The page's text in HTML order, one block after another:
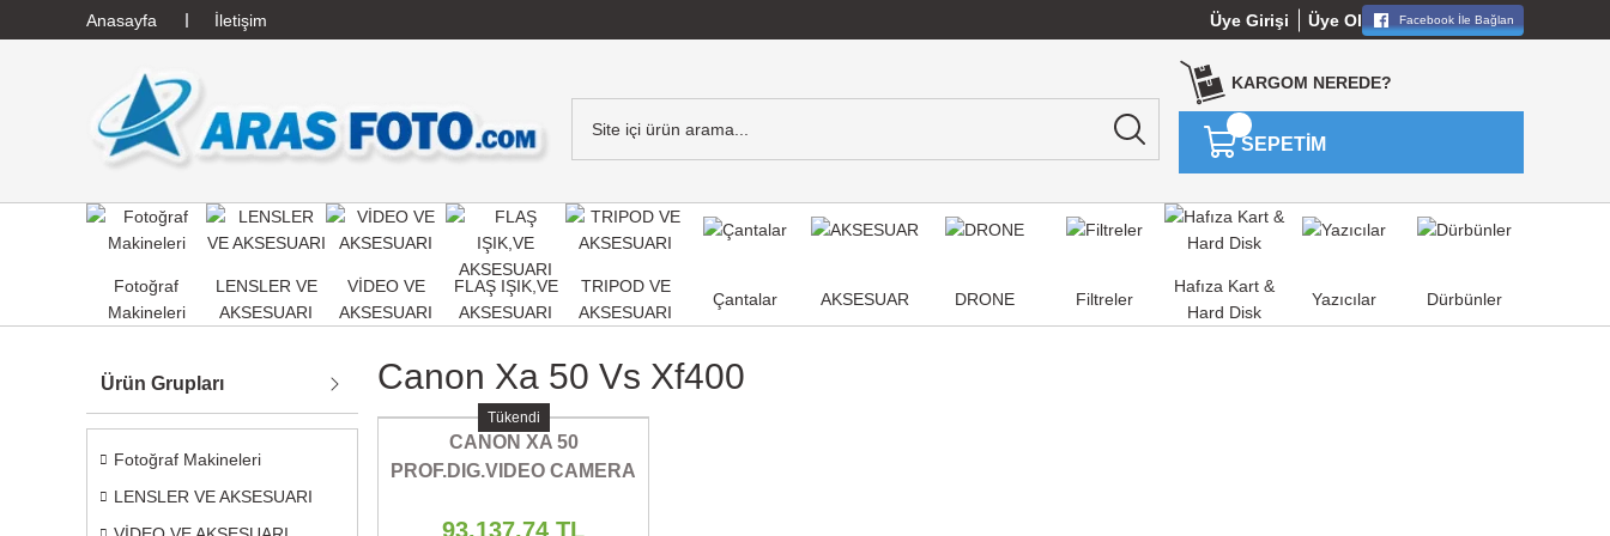
Anasayfa İletişim Üye Girişi Üye Ol Facebook İle Bağlan
KARGOM NEREDE?
SEPETİM
Fotoğraf
Makineleri
LENSLER VE
AKSESUARI
VİDEO VE
AKSESUARI
FLAŞ IŞIK,VE
AKSESUARI
TRIPOD VE
AKSESUARI
Çantalar AKSESUAR DRONE Filtreler
Hafıza Kart &
Hard Disk
Yazıcılar Dürbünler
Ürün Grupları
Fotoğraf Makineleri
LENSLER VE AKSESUARI
Canon Xa 50 Vs Xf400
Tükendi
CANON XA 50
PROF.DIG.VIDEO CAMERA
93.137,74 TL